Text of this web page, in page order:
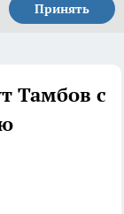
Принять
Тамбов с